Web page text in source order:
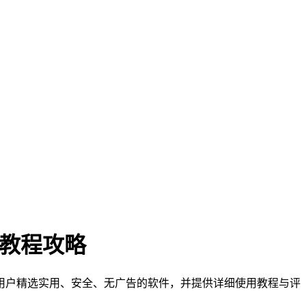
程攻略
精选实用、安全、无广告的软件，并提供详细使用教程与评